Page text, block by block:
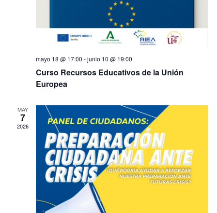
mayo 18 @ 17:00 -junio 10 @ 19:00
Curso Recursos Educativos de la Unión
Europea
MAY
7
2026